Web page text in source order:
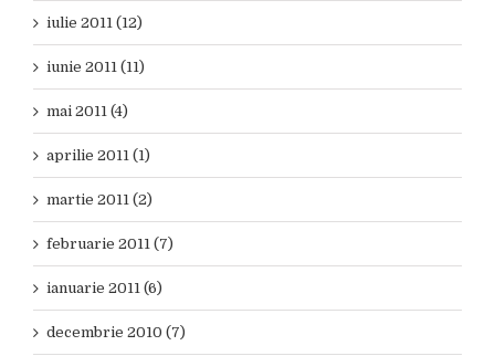
iulie 2011 (12)
iunie 2011 (11)
mai 2011 (4)
aprilie 2011 (1)
martie 2011 (2)
februarie 2011 (7)
ianuarie 2011 (6)
decembrie 2010 (7)